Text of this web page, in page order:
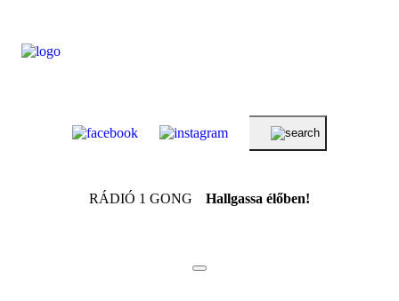
RÁDIÓ 1 GONG Hallgassa élőben!